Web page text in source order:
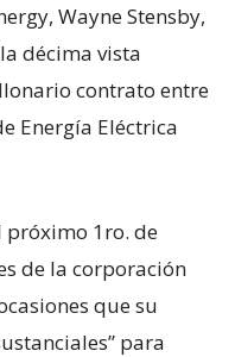
Wayne Stensby,
décima vista
contrato entre
Energía Eléctrica
próximo 1ro. de
de la corporación
que su
para